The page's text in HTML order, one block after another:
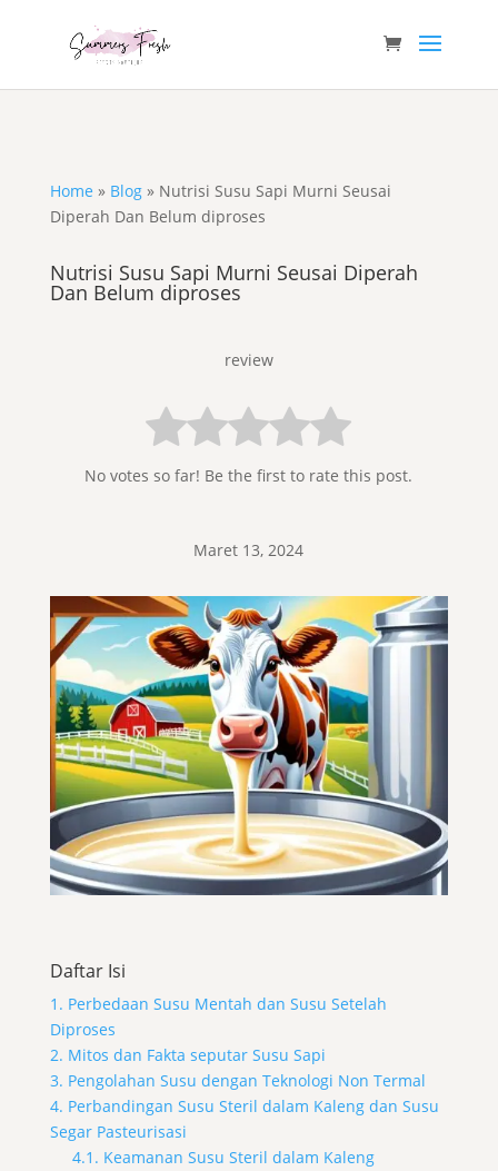
Home » Blog» Nutrisi Susu Sapi Murni Seusai
Diperah Dan Belum diproses
Nutrisi Susu Sapi Murni Seusai Diperah
Dan Belum diproses
review
No votes so far! Be the first to rate this post.
Maret 13, 2024
Daftar Isi
1. Perbedaan Susu Mentah dan Susu Setelah
Diproses
2. Mitos dan Fakta seputar Susu Sapi
3. Pengolahan Susu dengan Teknologi Non Termal
4. Perbandingan Susu Steril dalam Kaleng dan Susu
Segar Pasteurisasi
4.1. Keamanan Susu Steril dalam Kaleng